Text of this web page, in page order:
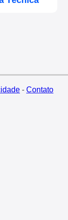
- Contato